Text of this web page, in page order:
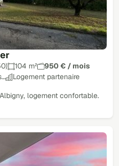
104 m²
950 € / mois
Logement partenaire
logement confortable.